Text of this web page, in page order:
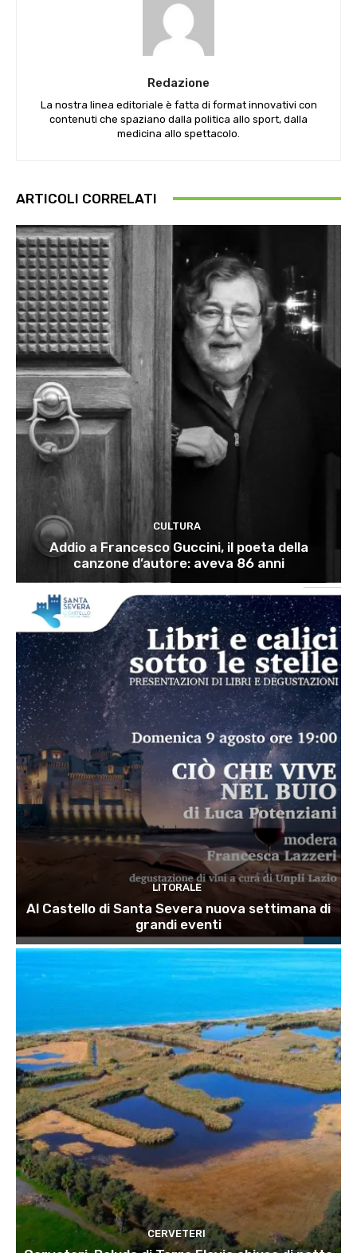
Redazione
La nostra linea editoriale è fatta di format innovativi con
contenuti che spaziano dalla politica allo sport, dalla
medicina allo spettacolo.
ARTICOLI CORRELATI
CULTURA
Addio a Francesco Guccini, il poeta della
canzone d’autore: aveva 86 anni
LITORALE
Al Castello di Santa Severa nuova settimana di
grandi eventi
CERVETERI